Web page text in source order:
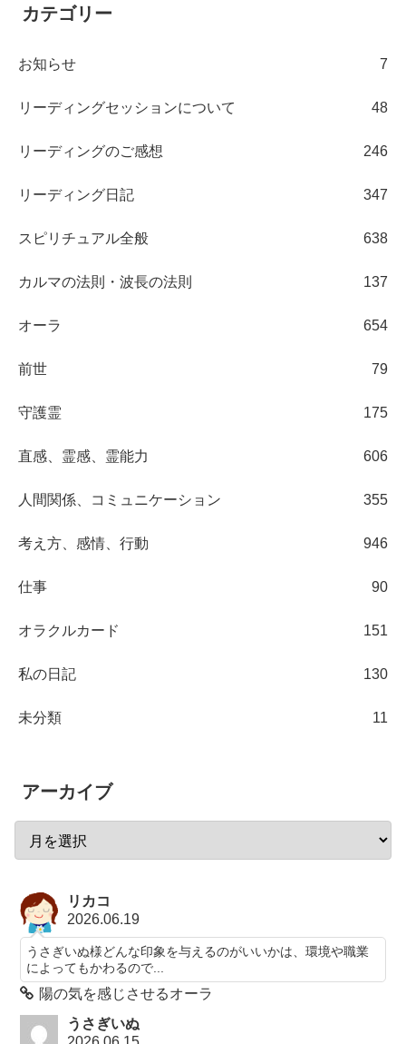
カテゴリー
お知らせ 7
リーディングセッションについて 48
リーディングのご感想 246
リーディング日記 347
スピリチュアル全般 638
カルマの法則・波長の法則 137
オーラ 654
前世 79
守護霊 175
直感、霊感、霊能力 606
人間関係、コミュニケーション 355
考え方、感情、行動 946
仕事 90
オラクルカード 151
私の日記 130
未分類 11
アーカイブ
リカコ
2026.06.19
うさぎいぬ様どんな印象を与えるのがいいかは、環境や職業
によってもかわるので...
陽の気を感じさせるオーラ
うさぎいぬ